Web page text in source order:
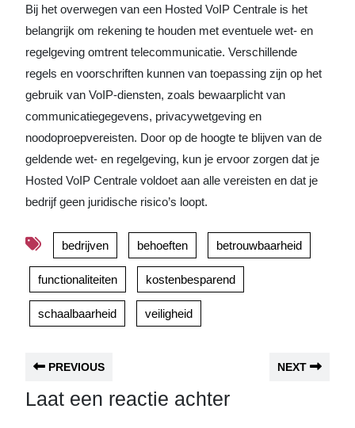
Bij het overwegen van een Hosted VoIP Centrale is het
belangrijk om rekening te houden met eventuele wet- en
regelgeving omtrent telecommunicatie. Verschillende
regels en voorschriften kunnen van toepassing zijn op het
gebruik van VoIP-diensten, zoals bewaarplicht van
communicatiegegevens, privacywetgeving en
noodoproepvereisten. Door op de hoogte te blijven van de
geldende wet- en regelgeving, kun je ervoor zorgen dat je
Hosted VoIP Centrale voldoet aan alle vereisten en dat je
bedrijf geen juridische risico’s loopt.
bedrijven behoeften betrouwbaarheid
functionaliteiten kostenbesparend
schaalbaarheid veiligheid
PREVIOUS NEXT
Laat een reactie achter